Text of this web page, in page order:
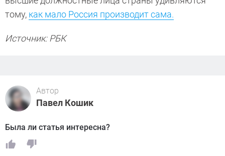
тому, как мало Россия производит сама.
Источник: РБК
Автор
Павел Кошик
Была ли статья интересна?